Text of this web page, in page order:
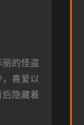
的怪盗
喜爱以
隐藏着